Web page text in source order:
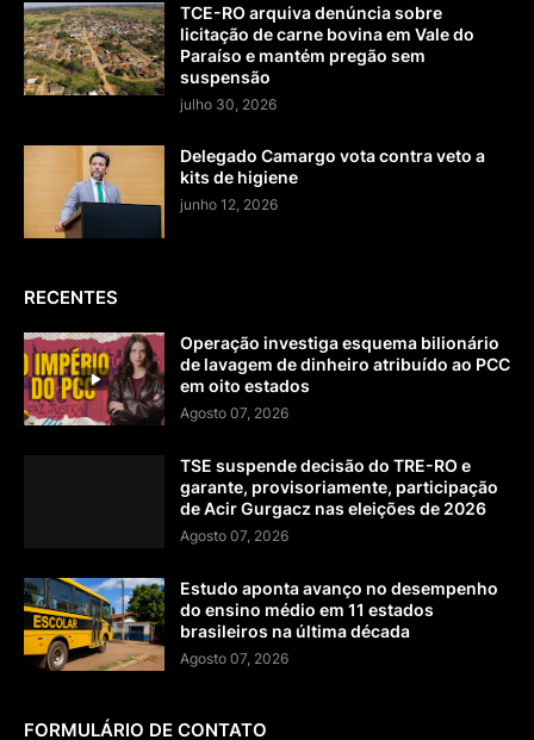
TCE-RO arquiva denúncia sobre
licitação de carne bovina em Vale do
Paraíso e mantém pregão sem
suspensão
julho 30, 2026
Delegado Camargo vota contra veto a
kits de higiene
junho 12, 2026
RECENTES
Operação investiga esquema bilionário
de lavagem de dinheiro atribuído ao PCC
em oito estados
Agosto 07, 2026
TSE suspende decisão do TRE-RO e
garante, provisoriamente, participação
de Acir Gurgacz nas eleições de 2026
Agosto 07, 2026
Estudo aponta avanço no desempenho
do ensino médio em 11 estados
brasileiros na última década
Agosto 07, 2026
FORMULÁRIO DE CONTATO